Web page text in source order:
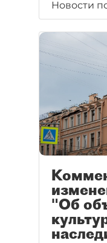
Новости
"Об